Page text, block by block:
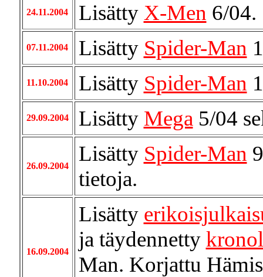
24.11.2004 Lisätty X-Men 6/04.
07.11.2004 Lisätty Spider-Man
11.10.2004 Lisätty Spider-Man
29.09.2004 Lisätty Mega 5/04
26.09.2004
Lisätty Spider-Man
tietoja.
16.09.2004
Lisätty
ja täydennetty
Man. Korjattu